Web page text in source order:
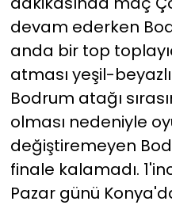
devam ederken
anda bir top
atması yeşil-
Bodrum atağı
olması nedeniyle
değiştiremeyen
finale kalamadı.
Pazar günü